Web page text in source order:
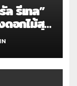
ล รีเทล”
ดอกไม้สุด
2
of